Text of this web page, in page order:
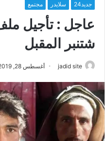
جديد24 سلايدر مجتمع
عاجل : تأجيل
شتنبر المقبل
jadid site أغسطس 28, 2019